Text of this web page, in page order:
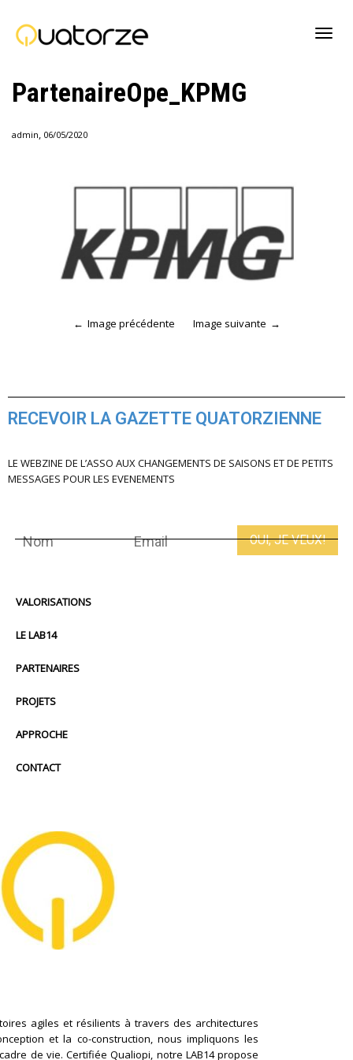
PartenaireOpe_KPMG
admin, 06/05/2020
Image précédente Image suivante
RECEVOIR LA GAZETTE QUATORZIENNE
LE WEBZINE DE L’ASSO AUX CHANGEMENTS DE SAISONS ET DE PETITS
MESSAGES POUR LES EVENEMENTS
VALORISATIONS
LE LAB14
PARTENAIRES
PROJETS
APPROCHE
CONTACT
agiles et résilients à travers des architectures
et la co-construction, nous impliquons les
de vie. Certifiée Qualiopi, notre LAB14 propose